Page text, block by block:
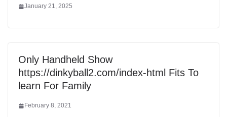
January 21, 2025
Only Handheld Show
https://dinkyball2.com/index-html Fits To
learn For Family
February 8, 2021